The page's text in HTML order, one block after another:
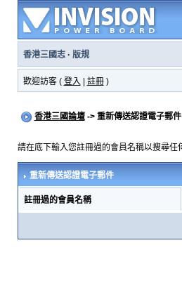
香港三國志· 版規
歡迎訪客 ( 登入 註冊)
香港三國論壇-> 重新傳送認證電子郵件
請在底下輸入您註冊過的會員名稱以搜尋
重新傳送認證電子郵件
註冊過的會員名稱